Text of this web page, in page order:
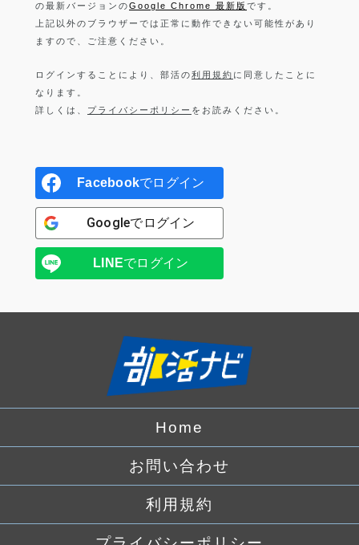
の最新バージョンのGoogle Chrome 最新版 です。
上記以外のブラウザーでは正常に動作できない可能性があり
ますので、ご注意ください。
ログインすることにより、部活の利用規約 に同意したことに
なります。
詳しくは、 プライバシーポリシー をお読みください。
Facebookでログイン
Googleでログイン
LINEでログイン
Home
お問い合わせ
利用規約